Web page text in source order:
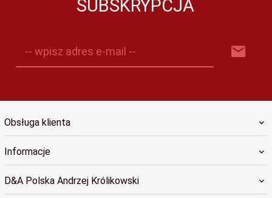
SUBSKRYPCJA
-- wpisz adres e-mail --
Obsługa klienta
Informacje
D&A Polska Andrzej Królikowski